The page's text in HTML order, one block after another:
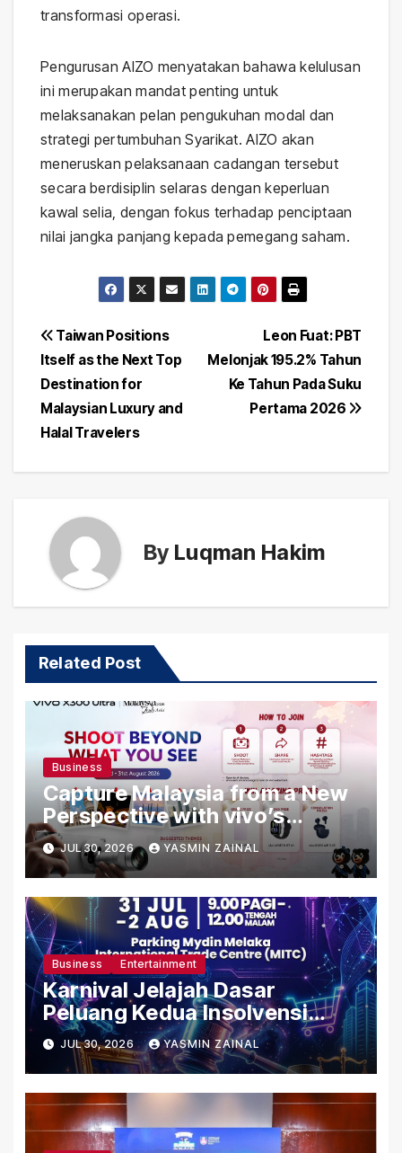
transformasi operasi.
Pengurusan AIZO menyatakan bahawa kelulusan
ini merupakan mandat penting untuk
melaksanakan pelan pengukuhan modal dan
strategi pertumbuhan Syarikat. AIZO akan
meneruskan pelaksanaan cadangan tersebut
secara berdisiplin selaras dengan keperluan
kawal selia, dengan fokus terhadap penciptaan
nilai jangka panjang kepada pemegang saham.
Post
navigation
Leon Fuat: PBT
Melonjak 195.2% Tahun
Ke Tahun Pada Suku
Pertama 2026
Taiwan Positions
Itself as the Next Top
Destination for
Malaysian Luxury and
Halal Travelers
By Luqman Hakim
Related Post
Business
Capture Malaysia from a New
Perspective with vivo’s
Merdeka Photo Contest
JUL 30, 2026 YASMIN ZAINAL
Business Entertainment
Karnival Jelajah Dasar
Peluang Kedua Insolvensi
2026 Meriahkan Mydin MITC
Melaka
JUL 30, 2026 YASMIN ZAINAL